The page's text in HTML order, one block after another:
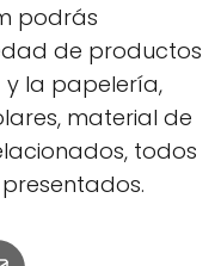
podrás
de productos
la papelería,
material de
todos